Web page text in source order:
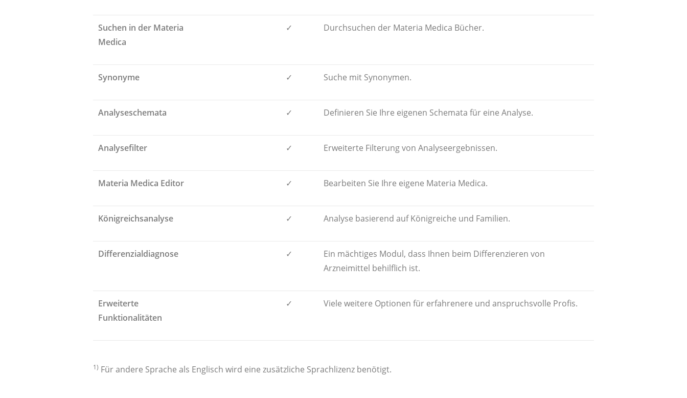
Suchen in der Materia
Medica
✓ Durchsuchen der Materia Medica Bücher.
Synonyme ✓ Suche mit Synonymen.
Analyseschemata ✓ Definieren Sie Ihre eigenen Schemata für eine Analyse.
Analysefilter ✓ Erweiterte Filterung von Analyseergebnissen.
Materia Medica Editor ✓ Bearbeiten Sie Ihre eigene Materia Medica.
Königreichsanalyse ✓ Analyse basierend auf Königreiche und Familien.
Differenzialdiagnose ✓
Ein mächtiges Modul, dass Ihnen beim Differenzieren von
Arzneimittel behilflich ist.
Erweiterte
Funktionalitäten
✓ Viele weitere Optionen für erfahrenere und anspruchsvolle Profis.
1) Für andere Sprache als Englisch wird eine zusätzliche Sprachlizenz benötigt.